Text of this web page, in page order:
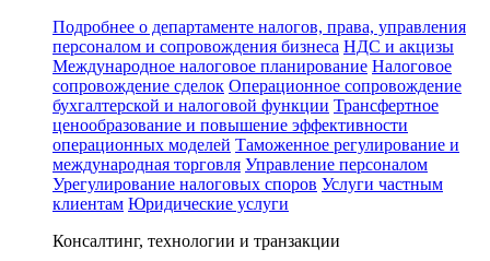
Подробнее о департаменте налогов, права, управления
персоналом и сопровождения бизнеса НДС и акцизы
Международное налоговое планирование Налоговое
сопровождение сделок Операционное сопровождение
бухгалтерской и налоговой функции Трансфертное
ценообразование и повышение эффективности
операционных моделей Таможенное регулирование и
международная торговля Управление персоналом
Урегулирование налоговых споров Услуги частным
клиентам Юридические услуги
Консалтинг, технологии и транзакции